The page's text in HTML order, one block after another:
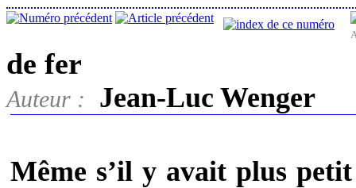
de fer
Auteur : Jean-Luc Wenger
Même s’il y avait plus